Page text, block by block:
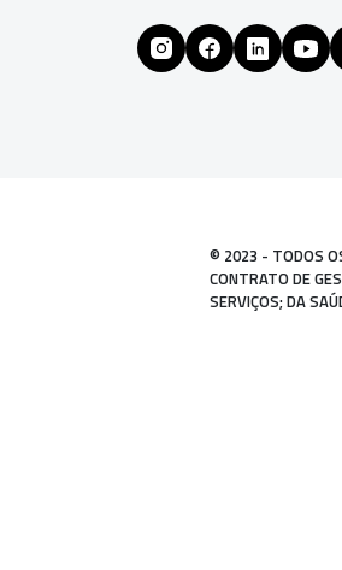
© 2023 - TODOS
CONTRATO DE
SERVIÇOS; DA